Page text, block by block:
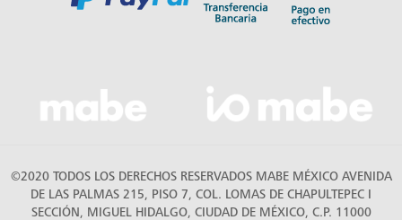
©2020 TODOS LOS DERECHOS RESERVADOS MABE MÉXICO AVENIDA
DE LAS PALMAS 215, PISO 7, COL. LOMAS DE CHAPULTEPEC I
SECCIÓN, MIGUEL HIDALGO, CIUDAD DE MÉXICO, C.P. 11000